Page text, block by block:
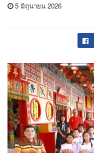
5 มิถุนายน 2026